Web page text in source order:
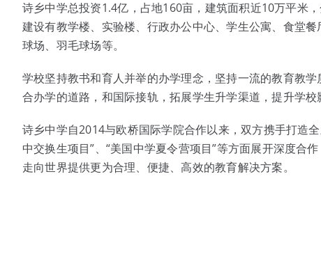
诗乡中学总投资1.4亿，占地160亩，建筑面积近10万平米
建设有教学楼、实验楼、行政办公中心、学生公寓、食堂
球场、羽毛球场等。
学校坚持教书和育人并举的办学理念，坚持一流的教育教
合办学的道路，和国际接轨，拓展学生升学渠道，提升学校
诗乡中学自2014与欧桥国际学院合作以来，双方携手打造
中交换生项目”、“美国中学夏令营项目”等方面展开深度合
走向世界提供更为合理、便捷、高效的教育解决方案。